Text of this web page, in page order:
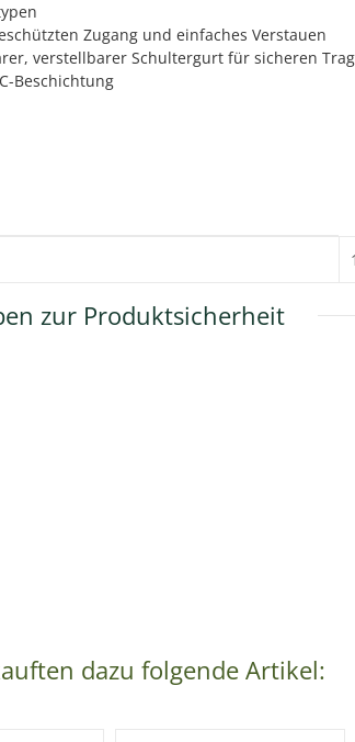
Zugang und einfaches Verstauen
verstellbarer Schultergurt für sicheren
Beschichtung
zur Produktsicherheit
dazu folgende Artikel: